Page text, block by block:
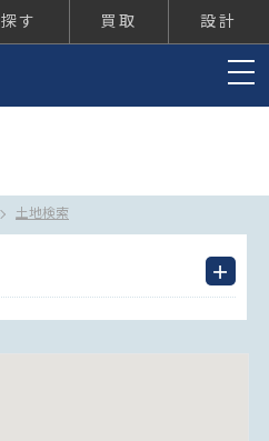
探す 買取 設計
土地検索